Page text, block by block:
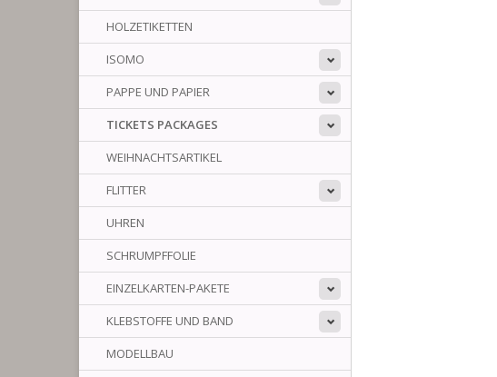
HOLZETIKETTEN
ISOMO
PAPPE UND PAPIER
TICKETS PACKAGES
WEIHNACHTSARTIKEL
FLITTER
UHREN
SCHRUMPFFOLIE
EINZELKARTEN-PAKETE
KLEBSTOFFE UND BAND
MODELLBAU